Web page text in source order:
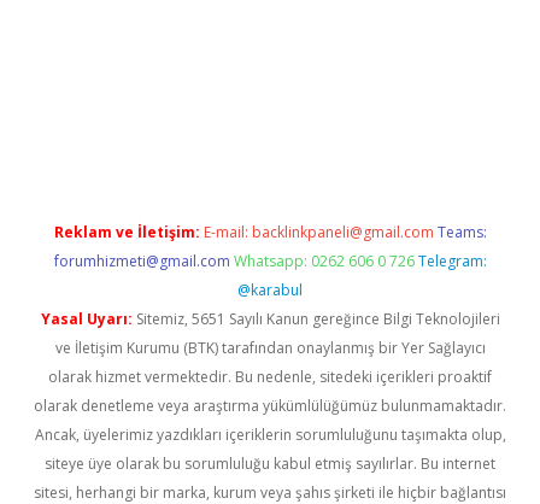
Reklam ve İletişim: E-mail: backlinkpaneli@gmail.com Teams:
forumhizmeti@gmail.com Whatsapp: 0262 606 0 726 Telegram:
@karabul
Yasal Uyarı: Sitemiz, 5651 Sayılı Kanun gereğince Bilgi Teknolojileri
ve İletişim Kurumu (BTK) tarafından onaylanmış bir Yer Sağlayıcı
olarak hizmet vermektedir. Bu nedenle, sitedeki içerikleri proaktif
olarak denetleme veya araştırma yükümlülüğümüz bulunmamaktadır.
Ancak, üyelerimiz yazdıkları içeriklerin sorumluluğunu taşımakta olup,
siteye üye olarak bu sorumluluğu kabul etmiş sayılırlar. Bu internet
sitesi, herhangi bir marka, kurum veya şahıs şirketi ile hiçbir bağlantısı